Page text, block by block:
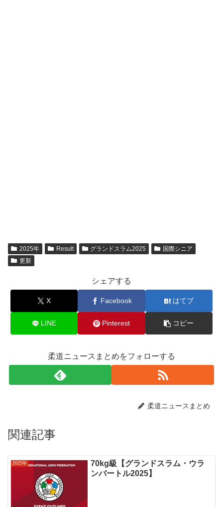
2025年 Result グランドスラム2025
国際シニア
更新
シェアする
X Facebook はてブ
LINE Pinterest コピー
柔道ニュースまとめをフォローする
柔道ニュースまとめ
関連記事
2025年
70kg級【グランドスラム・ウラ
ンバートル2025】